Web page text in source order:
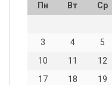
Пн Вт Ср
3
4 5
10
11 12
17
18 19